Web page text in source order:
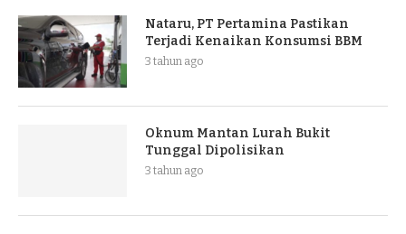
Nataru, PT Pertamina Pastikan
Terjadi Kenaikan Konsumsi BBM
3 tahun ago
Oknum Mantan Lurah Bukit
Tunggal Dipolisikan
3 tahun ago